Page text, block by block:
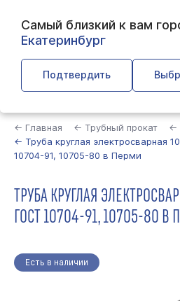
Самый близкий к вам
Екатеринбург
Подтвердить
← Главная ← Трубный прокат
←
← Труба круглая электросварная
10704-91, 10705-80 в Перми
ТРУБА КРУГЛАЯ
ГОСТ 10704-91, 10705-80 В
Есть в наличии